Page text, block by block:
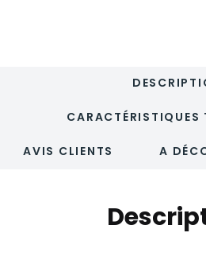
CARACTÉRISTIQUES
AVIS CLIENTS A